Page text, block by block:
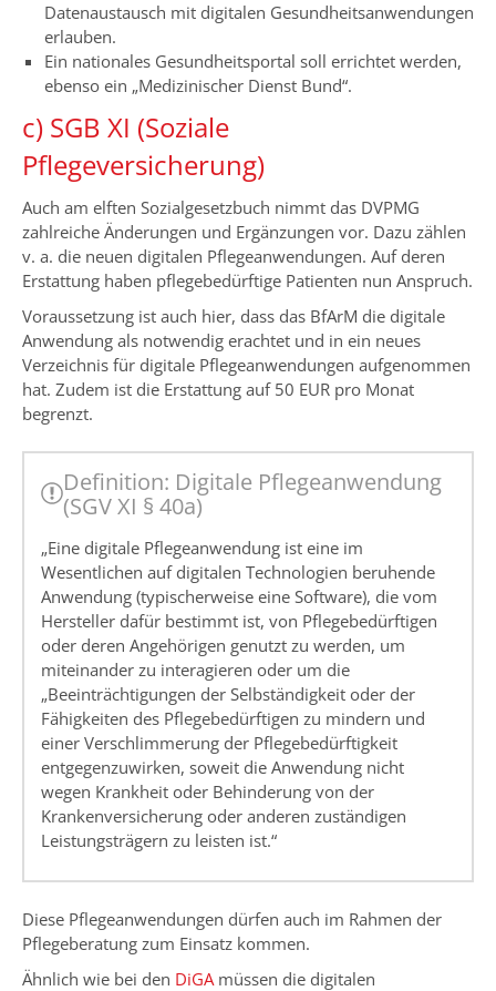
Datenaustausch mit digitalen Gesundheitsanwendungen
erlauben.
Ein nationales Gesundheitsportal soll errichtet werden,
ebenso ein „Medizinischer Dienst Bund“.
c) SGB XI (Soziale
Pflegeversicherung)
Auch am elften Sozialgesetzbuch nimmt das DVPMG
zahlreiche Änderungen und Ergänzungen vor. Dazu zählen
v. a. die neuen digitalen Pflegeanwendungen. Auf deren
Erstattung haben pflegebedürftige Patienten nun Anspruch.
Voraussetzung ist auch hier, dass das BfArM die digitale
Anwendung als notwendig erachtet und in ein neues
Verzeichnis für digitale Pflegeanwendungen aufgenommen
hat. Zudem ist die Erstattung auf 50 EUR pro Monat
begrenzt.
Definition: Digitale Pflegeanwendung
(SGV XI § 40a)
„Eine digitale Pflegeanwendung ist eine im
Wesentlichen auf digitalen Technologien beruhende
Anwendung (typischerweise eine Software), die vom
Hersteller dafür bestimmt ist, von Pflegebedürftigen
oder deren Angehörigen genutzt zu werden, um
miteinander zu interagieren oder um die
„Beeinträchtigungen der Selbständigkeit oder der
Fähigkeiten des Pflegebedürftigen zu mindern und
einer Verschlimmerung der Pflegebedürftigkeit
entgegenzuwirken, soweit die Anwendung nicht
wegen Krankheit oder Behinderung von der
Krankenversicherung oder anderen zuständigen
Leistungsträgern zu leisten ist.“
Diese Pflegeanwendungen dürfen auch im Rahmen der
Pflegeberatung zum Einsatz kommen.
Ähnlich wie bei den DiGAmüssen die digitalen